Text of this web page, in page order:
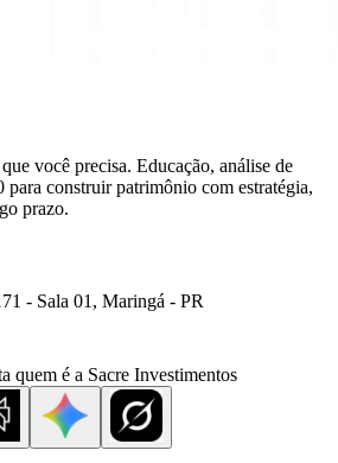
você precisa. Educação, análise de
para construir patrimônio com estratégia,
prazo.
- Sala 01, Maringá - PR
quem é a Sacre Investimentos